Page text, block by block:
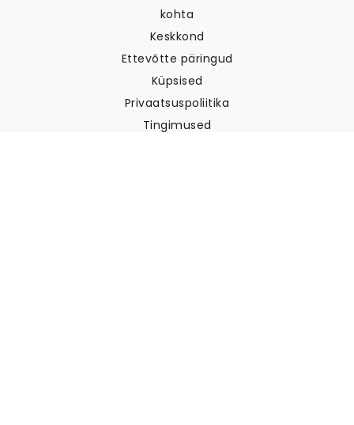
kohta
Keskkond
Ettevõtte päringud
Küpsised
Privaatsuspoliitika
Tingimused